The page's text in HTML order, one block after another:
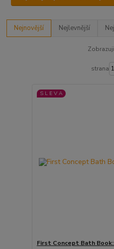
Nejnovější Nejlevnější
strana
S L E V A
First Concept Bath Book: